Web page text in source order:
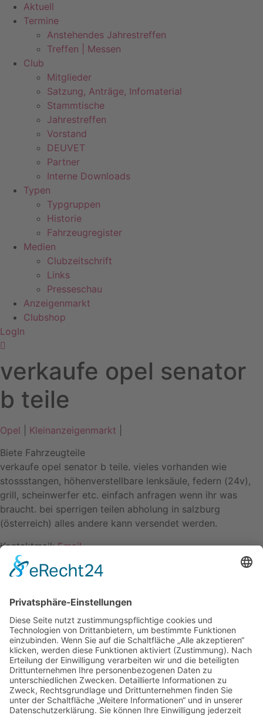
Aktuell
Termine
Anstehendes Jahrestreffen
Treffen | Messen
Club
Mitglieder
Satzung, Anträge, Infomaterial
Stammtische
Jahrestreffen
Vorstand
DEUVET
Partner
Interne Downloads
Typen
Typgruppen
Historie
Fahrzeugregister
Medien
Clubzeitschrift
Links
Presseschau
Anzeigenmarkt
Clubshop
LogIn
verkaufe opel senator
b teile
Opel Kleinanzeigenmarkt
Biete Fahrzeugteile
verkaufe opel senator b teile. vieles vorhanden wie
stossstangen, höhenverstellbare lenksäule, federn (24v),
grill, scheinwerfer etc. einfach anfragen wenn ihr was
braucht. bei sperrigen teilen abholung in salzburg
(österreich) alles andere kann versendet werden.
Kontaktmail:Email
Name: tomtom *3948
Impressum
Datenschutzerklärung
Mitgliederbereich
Facebook
Instagram
Umsetzung:DOUBLE-A-DESIGN
Kontakt
Impressum
Datenschutzerklärung